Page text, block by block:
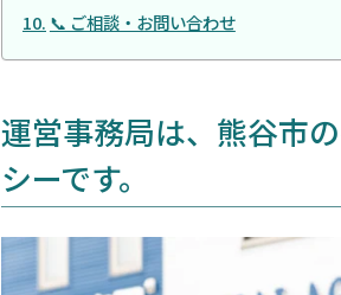
📞 ご相談・お問い合わせ
運営事務局は、熊谷市
シーです。